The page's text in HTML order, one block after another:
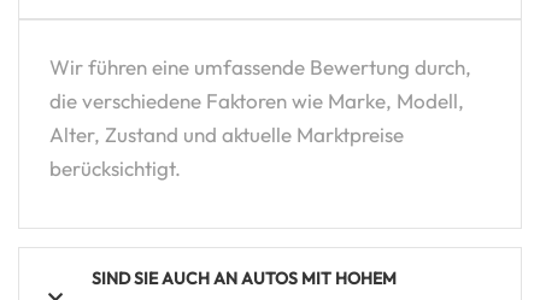
Wir führen eine umfassende Bewertung durch,
die verschiedene Faktoren wie Marke, Modell,
Alter, Zustand und aktuelle Marktpreise
berücksichtigt.
SIND SIE AUCH AN AUTOS MIT HOHEM